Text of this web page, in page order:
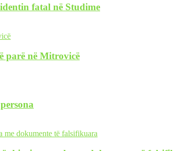
fatal në Studime
parë në Mitrovicë